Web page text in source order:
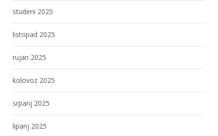
studeni 2025
listopad 2025
rujan 2025
kolovoz 2025
srpanj 2025
lipanj 2025